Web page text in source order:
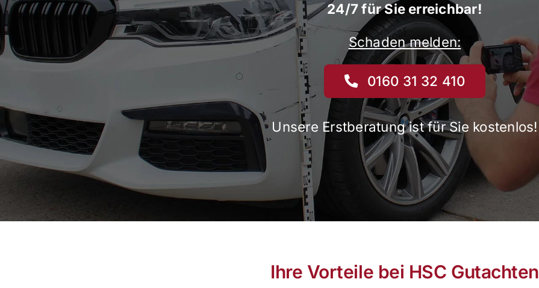
24/7 für Sie erreichbar!
Schaden melden:
0160 31 32 410
Unsere Erstberatung ist für Sie kostenlos!
Ihre Vorteile bei HSC Gutachten